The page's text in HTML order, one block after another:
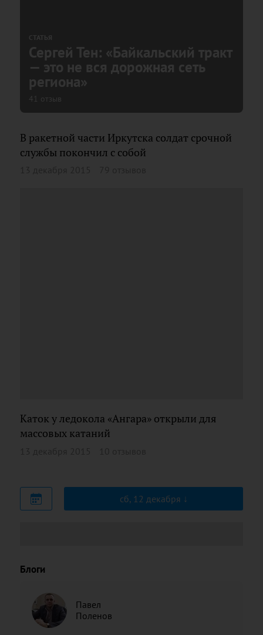
СТАТЬЯ
Сергей Тен: «Байкальский тракт
— это не вся дорожная сеть
региона»
41 отзыв
В ракетной части Иркутска солдат срочной
службы покончил с собой
Каток у ледокола «Ангара» открыли для
массовых катаний
сб, 12 декабря
Блоги
Павел
Поленов